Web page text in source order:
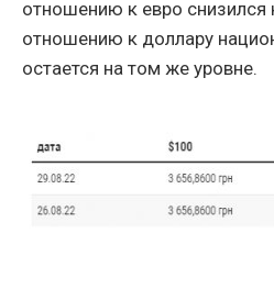
отношению к евро снизился
отношению к доллару
остается на том же уровне.